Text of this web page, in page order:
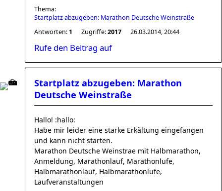
Thema:
Startplatz abzugeben: Marathon Deutsche Weinstraße
Antworten: 1 Zugriffe:2017 26.03.2014, 20:44
Rufe den Beitrag auf
Startplatz abzugeben: Marathon
Deutsche Weinstraße
Hallo! :hallo:
Habe mir leider eine starke Erkältung eingefangen
und kann nicht starten.
Marathon Deutsche Weinstrae mit Halbmarathon,
Anmeldung, Marathonlauf, Marathonlufe,
Halbmarathonlauf, Halbmarathonlufe,
Laufveranstaltungen